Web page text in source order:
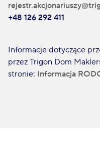
+48 126 292 411
Informacje dotyczące
przez Trigon Dom
stronie: Informacja